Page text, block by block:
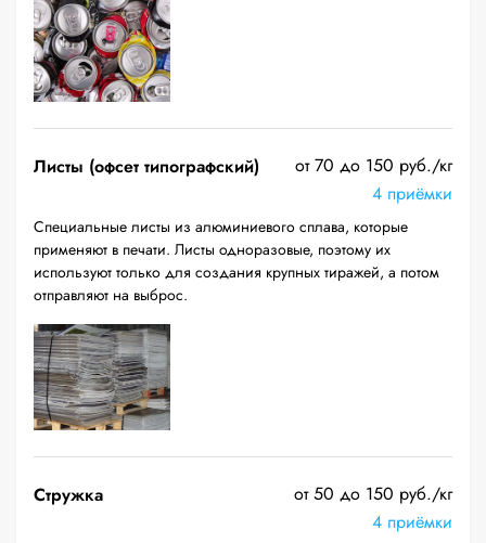
Листы (офсет типографский)
от 70 до 150 руб./кг
4 приёмки
Специальные листы из алюминиевого сплава, которые
применяют в печати. Листы одноразовые, поэтому их
используют только для создания крупных тиражей, а потом
отправляют на выброс.
Стружка
от 50 до 150 руб./кг
4 приёмки